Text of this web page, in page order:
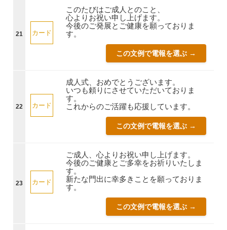
21 カード
このたびはご成人とのこと、
心よりお祝い申し上げます。
今後のご発展とご健康を願っておりま
す。
この文例で電報を選ぶ →
22 カード
成人式、おめでとうございます。
いつも頼りにさせていただいておりま
す。
これからのご活躍も応援しています。
この文例で電報を選ぶ →
23 カード
ご成人、心よりお祝い申し上げます。
今後のご健康とご多幸をお祈りいたしま
す。
新たな門出に幸多きことを願っておりま
す。
この文例で電報を選ぶ →